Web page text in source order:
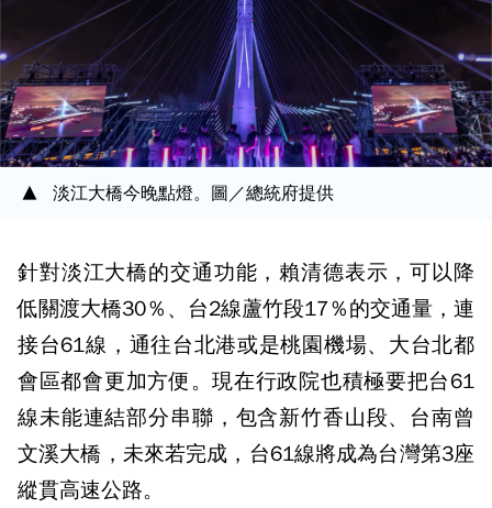
淡江大橋今晚點燈。圖／總統府提供
針對淡江大橋的交通功能，賴清德表示，可以降
低關渡大橋30％、台2線蘆竹段17％的交通量，連
接台61線，通往台北港或是桃園機場、大台北都
會區都會更加方便。現在行政院也積極要把台61
線未能連結部分串聯，包含新竹香山段、台南曾
文溪大橋，未來若完成，台61線將成為台灣第3座
縱貫高速公路。